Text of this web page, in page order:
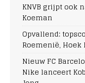
KNVB grijpt ook
Koeman
Opvallend:
Roemenië,
Nieuw FC
Nike lanceert